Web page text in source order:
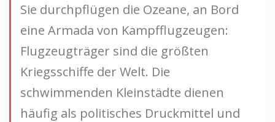
Sie durchpflügen die Ozeane, an Bord
eine Armada von Kampfflugzeugen:
Flugzeugträger sind die größten
Kriegsschiffe der Welt. Die
schwimmenden Kleinstädte dienen
häufig als politisches Druckmittel und